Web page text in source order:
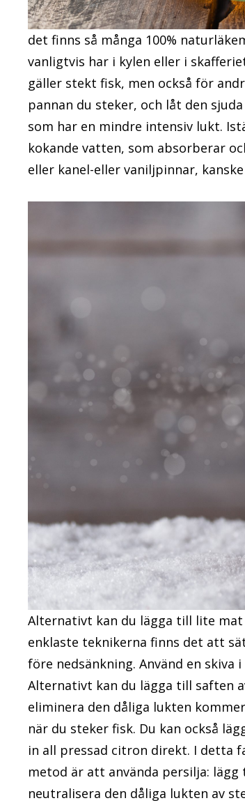
det finns så många 100%
vanligtvis har i kylen eller i
gäller stekt fisk, men också för
pannan du steker, och låt den
som har en mindre intensiv lukt.
kokande vatten, som absorberar
eller kanel-eller vaniljpinnar,
Alternativt kan du lägga till lite
enklaste teknikerna finns det att
före nedsänkning. Använd en
Alternativt kan du lägga till saften
eliminera den dåliga lukten
när du steker fisk. Du kan också
in all pressad citron direkt. I detta
metod är att använda persilja:
neutralisera den dåliga lukten av